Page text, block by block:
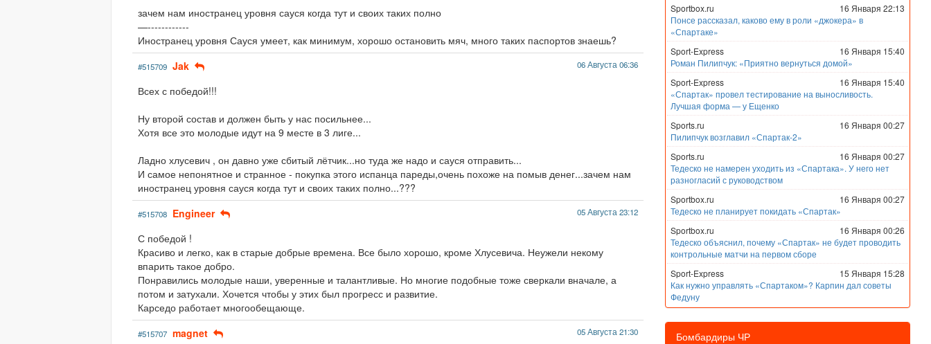
зачем нам иностранец уровня сауся когда тут и своих таких полно
—------------
Иностранец уровня Сауся умеет, как минимум, хорошо остановить мяч, много таких паспортов знаешь?
#515709 Jak 06 Августа 06:36
Всех с победой!!!
Ну второй состав и должен быть у нас посильнее...
Хотя все это молодые идут на 9 месте в 3 лиге...
Ладно хлусевич , он давно уже сбитый лётчик...но туда же надо и сауся отправить...
И самое непонятное и странное - покупка этого испанца пареды,очень похоже на помыв денег...зачем нам
иностранец уровня сауся когда тут и своих таких полно...???
#515708 Engineer 05 Августа 23:12
С победой !
Красиво и легко, как в старые добрые времена. Все было хорошо, кроме Хлусевича. Неужели некому
впарить такое добро.
Понравились молодые наши, уверенные и талантливые. Но многие подобные тоже сверкали вначале, а
потом и затухали. Хочется чтобы у этих был прогресс и развитие.
Карседо работает многообещающе.
#515707 magnet 05 Августа 21:30
Sportbox.ru
16 Января 22:13
Понсе рассказал, каково ему в роли «джокера» в
«Спартаке»
Sport-Express
16 Января 15:40
Роман Пилипчук: «Приятно вернуться домой»
Sport-Express
16 Января 15:40
«Спартак» провел тестирование на выносливость.
Лучшая форма — у Ещенко
Sports.ru
16 Января 00:27
Пилипчук возглавил «Спартак-2»
Sports.ru
16 Января 00:27
Тедеско не намерен уходить из «Спартака». У него нет
разногласий с руководством
Sportbox.ru
16 Января 00:27
Тедеско не планирует покидать «Спартак»
Sportbox.ru
16 Января 00:26
Тедеско объяснил, почему «Спартак» не будет проводить
контрольные матчи на первом сборе
Sport-Express
15 Января 15:28
Как нужно управлять «Спартаком»? Карпин дал советы
Федуну
Бомбардиры ЧР